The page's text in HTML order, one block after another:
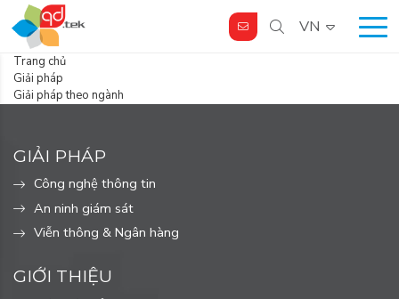
VN
Trang chủ
Giải pháp
Giải pháp theo ngành
GIẢI PHÁP
Công nghệ thông tin
An ninh giám sát
Viễn thông & Ngân hàng
GIỚI THIỆU